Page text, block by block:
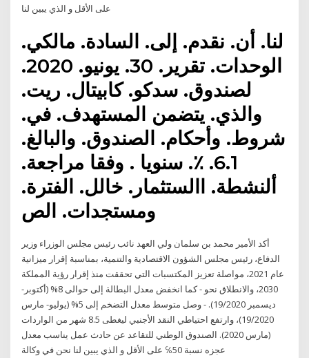
على الأقل و الذي يبين لنا
لنا. أن. نقدم. إلى. السادة. مالكي.
الوحدات. تقرير. 30. يونيو. 2020.
لصندوق. سدكو. كابيتال. ريت.
والذي. يتضمن المستهدف. في.
شروط. وأحكام. الصندوق. والبالغ.
6.1. ٪. سنويا . وفقا مراجعة.
ألنشطة. االستثمار. خالل. الفترة.
ومستجدات. الص
أكد الأمير محمد بن سلمان ولي العهد نائب رئيس مجلس الوزراء وزير
الدفاع، رئيس مجلس الشؤون الاقتصادية والتنمية، بمناسبة إقرار ميزانية
عام 2021، مواصلة تعزيز المكتسبات التي تحققت منذ إقرار رؤية المملكة
2030، والانطلاق نحو - كما انخفض معدل البطالة إلى حوالى 8% (أكتوبر-
ديسمبر 19/2020). - وصل متوسط معدل التضخم إلى 5% (يوليو- مارس
19/2020)، وارتفع احتياطي النقد الأجنبي ليغطى 8.5 شهر من الواردات
(مارس 2020). الصندوق الوطني للتقاعد عن حادث عمل يناسب معدل
عجزه نسبة 50℅ على الأقل و الذي يبين لنا نحن في وكالة